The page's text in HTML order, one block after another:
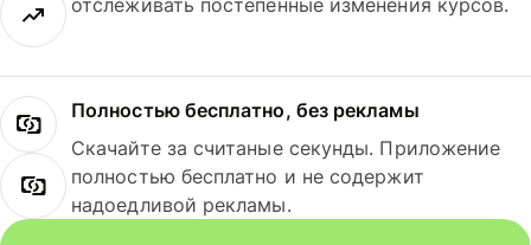
Полностью бесплатно, без рекламы
Скачайте за считаные секунды. Приложение
полностью бесплатно и не содержит
надоедливой рекламы.